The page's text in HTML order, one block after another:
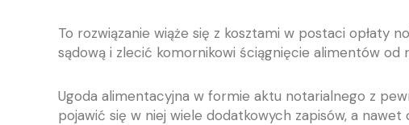
To rozwiązanie wiąże się z kosztami w postaci opłaty
sądową i zlecić komornikowi ściągnięcie alimentów od
Ugoda alimentacyjna w formie aktu notarialnego z
pojawić się w niej wiele dodatkowych zapisów, a